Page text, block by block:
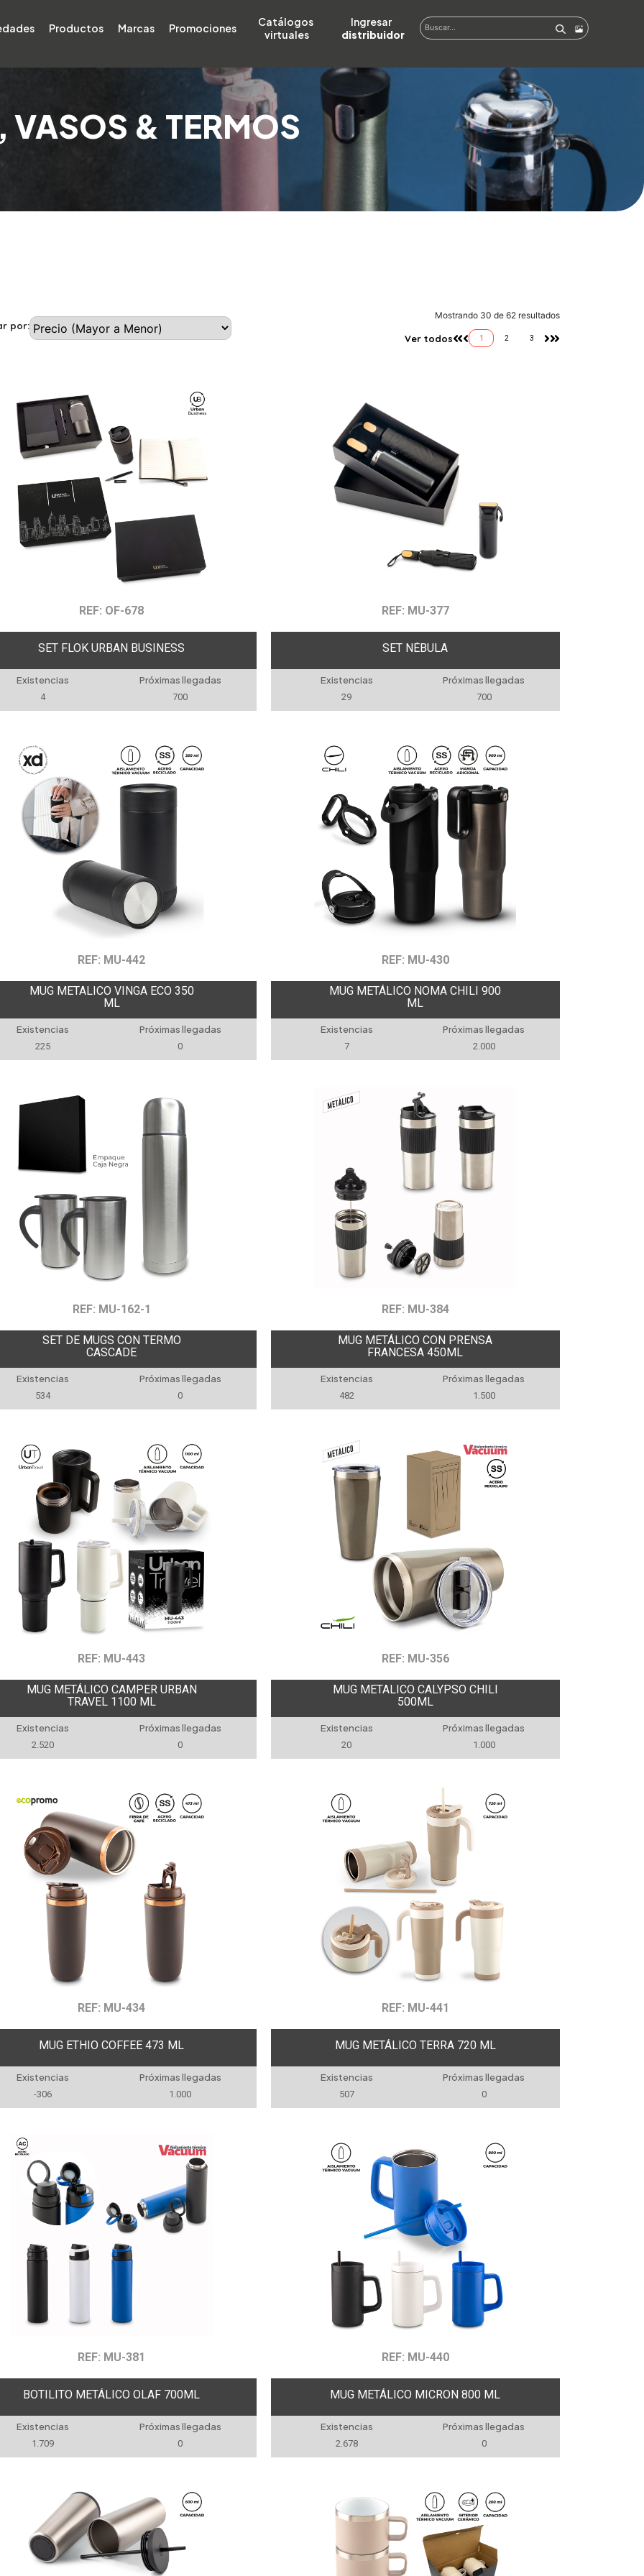
Productos Marcas Promociones
Catálogos
virtuales
distribuidor
& TERMOS
por:
Mostrando 30 de 62 resultados
Ver todos 1 2 3
REF: OF-678
SET FLOK URBAN BUSINESS
Existencias
4
Próximas llegadas
700
REF: MU-377
SET NÉBULA
Existencias
29
Próximas llegadas
700
REF: MU-442
MUG METALICO VINGA ECO 350
ML
Existencias
225
Próximas llegadas
0
REF: MU-430
MUG METÁLICO NOMA CHILI 900
ML
Existencias
7
Próximas llegadas
2.000
REF: MU-162-1
SET DE MUGS CON TERMO
CASCADE
Existencias
534
Próximas llegadas
0
REF: MU-384
MUG METÁLICO CON PRENSA
FRANCESA 450ML
Existencias
482
Próximas llegadas
1.500
REF: MU-443
MUG METÁLICO CAMPER URBAN
TRAVEL 1100 ML
Existencias
2.520
Próximas llegadas
0
REF: MU-356
MUG METALICO CALYPSO CHILI
500ML
Existencias
20
Próximas llegadas
1.000
REF: MU-434
MUG ETHIO COFFEE 473 ML
Existencias
-306
Próximas llegadas
1.000
REF: MU-441
MUG METÁLICO TERRA 720 ML
Existencias
507
Próximas llegadas
0
REF: MU-381
BOTILITO METÁLICO OLAF 700ML
Existencias
1.709
Próximas llegadas
0
REF: MU-440
MUG METÁLICO MICRON 800 ML
Existencias
2.678
Próximas llegadas
0